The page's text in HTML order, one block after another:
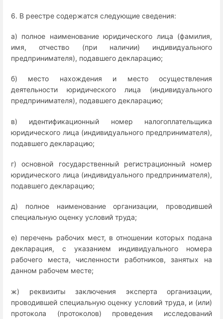
6. В реестре содержатся следующие сведения:
а) полное наименование юридического лица (фамилия,
имя, отчество (при наличии) индивидуального
предпринимателя), подавшего декларацию;
б) место нахождения и место осуществления
деятельности юридического лица (индивидуального
предпринимателя), подавшего декларацию;
в) идентификационный номер налогоплательщика
юридического лица (индивидуального предпринимателя),
подавшего декларацию;
г) основной государственный регистрационный номер
юридического лица (индивидуального предпринимателя),
подавшего декларацию;
д) полное наименование организации, проводившей
специальную оценку условий труда;
е) перечень рабочих мест, в отношении которых подана
декларация, с указанием индивидуального номера
рабочего места, численности работников, занятых на
данном рабочем месте;
ж) реквизиты заключения эксперта организации,
проводившей специальную оценку условий труда, и (или)
протокола (протоколов) проведения исследований